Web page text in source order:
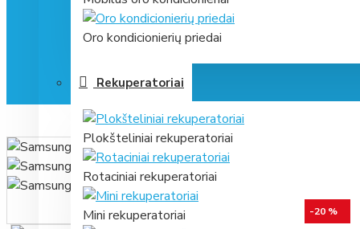
Oro kondicionierių priedai
Rekuperatoriai
Plokšteliniai rekuperatoriai
Rotaciniai rekuperatoriai
Mini rekuperatoriai -20 %